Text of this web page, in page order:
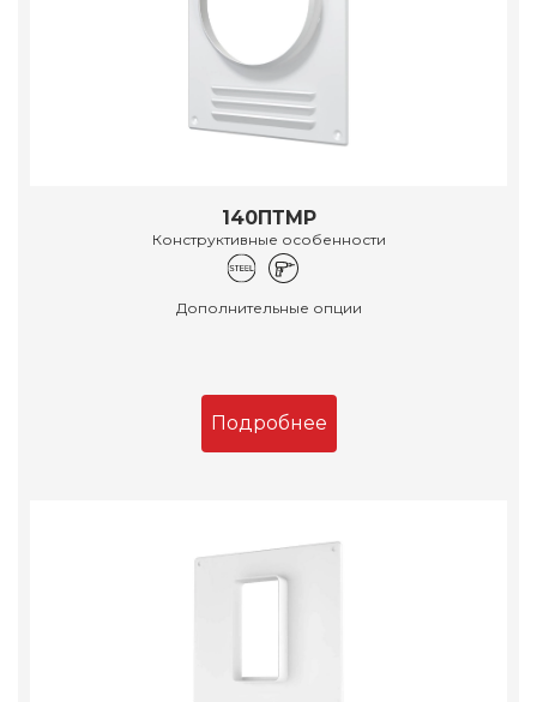
140ПТМР
Конструктивные особенности
Дополнительные опции
Подробнее